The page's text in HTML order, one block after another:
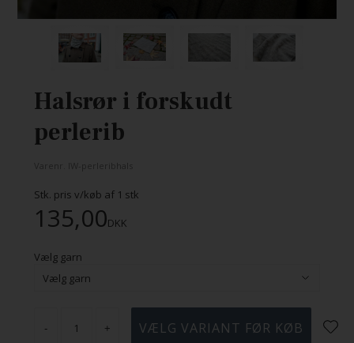
Halsrør i forskudt
perlerib
Stk. pris v/køb af 1 stk
135,00DKK
Vælg garn
- +